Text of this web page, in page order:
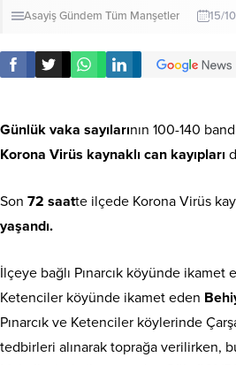
AsayişGündem Tüm Manşetler 15/
Günlük vaka sayılarının 100-140
Korona Virüs kaynaklı can kayıpları
Son 72 saatte ilçede Korona Virüs
yaşandı.
İlçeye bağlı Pınarcık köyünde ikamet
Ketenciler köyünde ikamet eden
Pınarcık ve Ketenciler köylerinde
tedbirleri alınarak toprağa verilirken,